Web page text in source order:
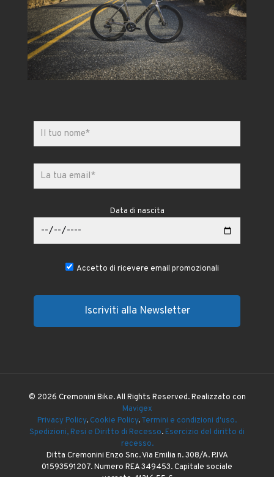
Data di nascita
Accetto di ricevere email promozionali
© 2026 Cremonini Bike. All Rights Reserved. Realizzato con
Mavigex
Privacy Policy. Cookie Policy.Termini e condizioni d'uso.
Spedizioni, Resi e Diritto di Recesso. Esercizio del diritto di
recesso.
Ditta Cremonini Enzo Snc. Via Emilia n. 308/A. P.IVA
01593591207. Numero REA 349453. Capitale sociale